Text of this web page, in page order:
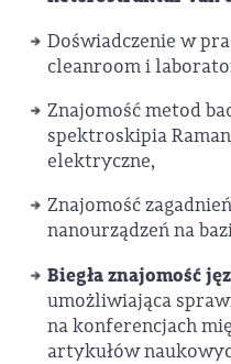
Doświadczenie w
cleanroom i
Znajomość metod
spektroskipia
elektryczne,
Znajomość
nanourządzeń na
Biegła znajomość
umożliwiająca
na konferencjach
artykułów